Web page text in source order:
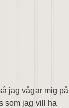
jag vågar mig på
som jag vill ha